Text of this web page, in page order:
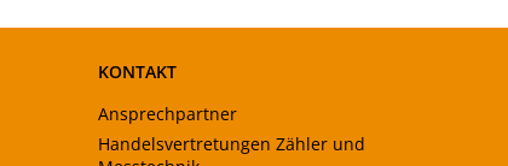
KONTAKT
Ansprechpartner
Handelsvertretungen Zähler und